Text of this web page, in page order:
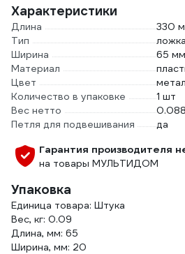
Характеристики
Длина
330
Тип
Ширина
65 мм
Материал
Цвет
Количество в упаковке
1 шт
Вес нетто
Петля для подвешивания
да
Гарантия производителя
на товары МУЛЬТИДОМ
Упаковка
Единица товара: Штука
Вес, кг: 0.09
Длина, мм: 65
Ширина, мм: 20